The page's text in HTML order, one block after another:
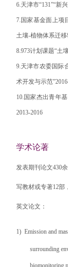
6. 天津市“131”“新
7. 国家基金面上项
土壤-植物体系迁移
8.973计划课题“土
9. 天津市农委国际
术开发与示范”
10. 国家杰出青年
2013-2016
学术论著
发表期刊论文430
写教材或专著12部
英文论文：
1) Emission and
surrounding
biomonitoring